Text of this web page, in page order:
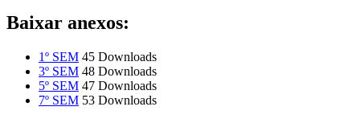
Baixar anexos:
1º SEM 45 Downloads
3º SEM 48 Downloads
5º SEM 47 Downloads
7º SEM 53 Downloads